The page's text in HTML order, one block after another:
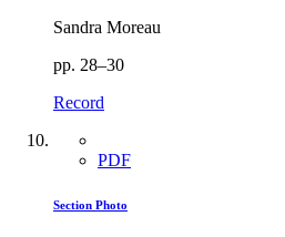
Sandra Moreau
pp. 28–30
Record
PDF
Section Photo